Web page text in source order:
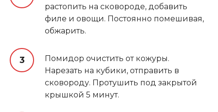
растопить на сковороде, добавить
филе и овощи. Постоянно помешивая,
обжарить.
Помидор очистить от кожуры.
Нарезать на кубики, отправить в
сковороду. Протушить под закрытой
крышкой 5 минут.